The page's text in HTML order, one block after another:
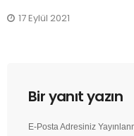
17 Eylül 2021
Bir yanıt yazın
E-Posta Adresiniz